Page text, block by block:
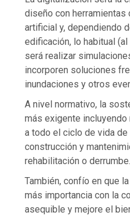
diseño con
artificial y, dependiendo
edificación, lo habitual
será realizar
incorporen soluciones
inundaciones y otros
A nivel normativo, la
más exigente
a todo el ciclo de vida
construcción y
rehabilitación o derrumbe.
También, confío en que
más importancia con la
asequible y mejore el